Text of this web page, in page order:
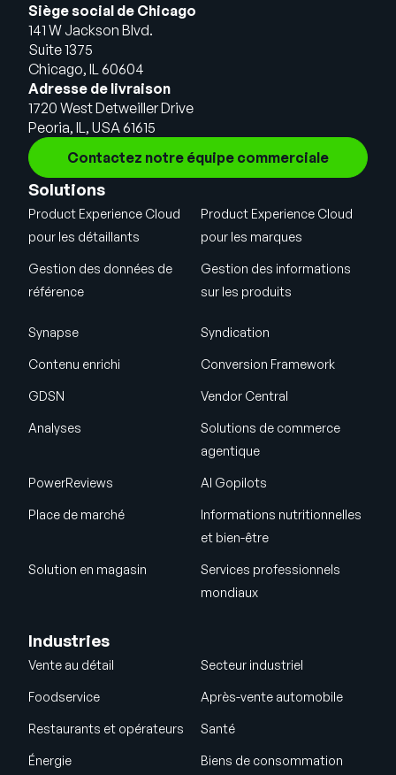
Siège social de Chicago
141 W Jackson Blvd.
Suite 1375
Chicago, IL 60604
Adresse de livraison
1720 West Detweiller Drive
Peoria, IL, USA 61615
Contactez notre équipe commerciale
Solutions
Product Experience Cloud
pour les détaillants
Product Experience Cloud
pour les marques
Gestion des données de
référence
Gestion des informations
sur les produits
Synapse Syndication
Contenu enrichi Conversion Framework
GDSN Vendor Central
Analyses
Solutions de commerce
agentique
PowerReviews AI Gopilots
Place de marché
Informations nutritionnelles
et bien-être
Solution en magasin
Services professionnels
mondiaux
Industries
Vente au détail Secteur industriel
Foodservice Après-vente automobile
Restaurants et opérateurs Santé
Énergie Biens de consommation